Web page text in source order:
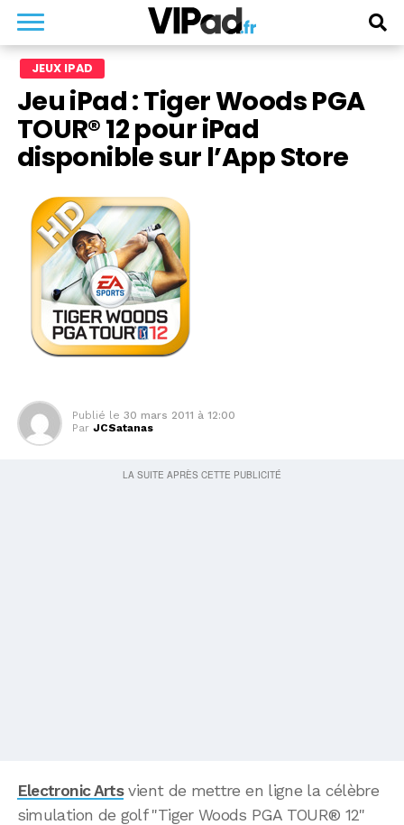
JEUX IPAD
Jeu iPad : Tiger Woods PGA
TOUR® 12 pour iPad
disponible sur l’App Store
Publié le 30 mars 2011 à 12:00
Par JCSatanas
Electronic Artsvient de mettre en ligne la célèbre
simulation de golf "Tiger Woods PGA TOUR® 12"